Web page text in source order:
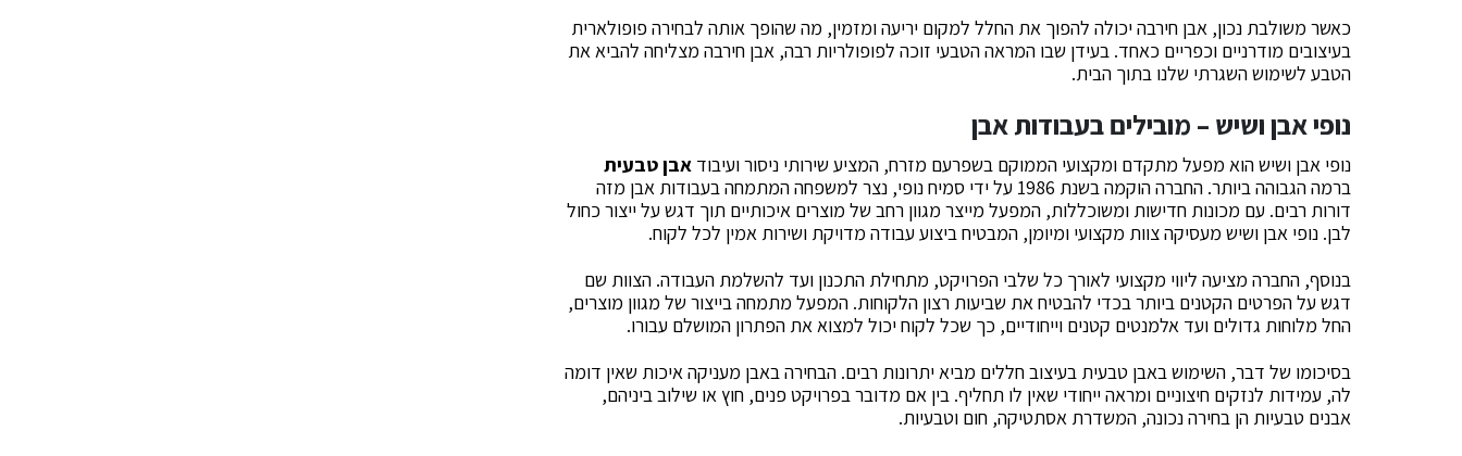
כאשר משולבת נכון, אבן חירבה יכולה להפוך את החלל למקום יריעה ומזמין, מה שהופך אותה לבחירה פופולארית
בעיצובים מודרניים וכפריים כאחד. בעידן שבו המראה הטבעי זוכה לפופולריות רבה, אבן חירבה מצליחה להביא את
הטבע לשימוש השגרתי שלנו בתוך הבית.
נופי אבן ושיש – מובילים בעבודות אבן
נופי אבן ושיש הוא מפעל מתקדם ומקצועי הממוקם בשפרעם מזרח, המציע שירותי ניסור ועיבוד אבן טבעית
ברמה הגבוהה ביותר. החברה הוקמה בשנת 1986 על ידי סמיח נופי, נצר למשפחה המתמחה בעבודות אבן מזה
דורות רבים. עם מכונות חדישות ומשוכללות, המפעל מייצר מגוון רחב של מוצרים איכותיים תוך דגש על ייצור כחול
לבן. נופי אבן ושיש מעסיקה צוות מקצועי ומיומן, המבטיח ביצוע עבודה מדויקת ושירות אמין לכל לקוח.
בנוסף, החברה מציעה ליווי מקצועי לאורך כל שלבי הפרויקט, מתחילת התכנון ועד להשלמת העבודה. הצוות שם
דגש על הפרטים הקטנים ביותר בכדי להבטיח את שביעות רצון הלקוחות. המפעל מתמחה בייצור של מגוון מוצרים,
החל מלוחות גדולים ועד אלמנטים קטנים וייחודיים, כך שכל לקוח יכול למצוא את הפתרון המושלם עבורו.
בסיכומו של דבר, השימוש באבן טבעית בעיצוב חללים מביא יתרונות רבים. הבחירה באבן מעניקה איכות שאין דומה
לה, עמידות לנזקים חיצוניים ומראה ייחודי שאין לו תחליף. בין אם מדובר בפרויקט פנים, חוץ או שילוב ביניהם,
אבנים טבעיות הן בחירה נכונה, המשדרת אסתטיקה, חום וטבעיות.